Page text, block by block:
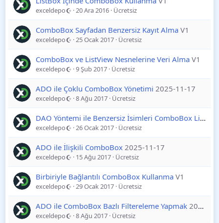
exceldepo 20 Ara 2016 Ücretsiz
ComboBox Sayfadan Benzersiz Kayıt Alma V1
exceldepo 25 Ocak 2017 Ücretsiz
ComboBox ve ListView Nesnelerine Veri Alma V1
exceldepo 9 Şub 2017 Ücretsiz
ADO ile Çoklu ComboBox Yönetimi 2025-11-17
exceldepo 8 Ağu 2017 Ücretsiz
DAO Yöntemi ile Benzersiz İsimleri ComboBox Listeleme
exceldepo 26 Ocak 2017 Ücretsiz
ADO ile İlişkili ComboBox 2025-11-17
exceldepo 15 Ağu 2017 Ücretsiz
Birbiriyle Bağlantılı ComboBox Kullanma V1
exceldepo 29 Ocak 2017 Ücretsiz
ADO ile ComboBox Bazlı Filtereleme Yapmak 2025-11-17
exceldepo 8 Ağu 2017 Ücretsiz